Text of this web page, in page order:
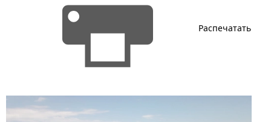
Распечатать